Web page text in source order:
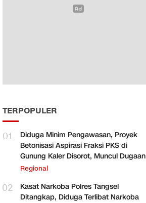
TERPOPULER
01
Diduga Minim Pengawasan, Proyek
Betonisasi Aspirasi Fraksi PKS di
Gunung Kaler Disorot, Muncul Dugaan
Pengurangan Volume
Regional
02
Kasat Narkoba Polres Tangsel
Ditangkap, Diduga Terlibat Narkoba